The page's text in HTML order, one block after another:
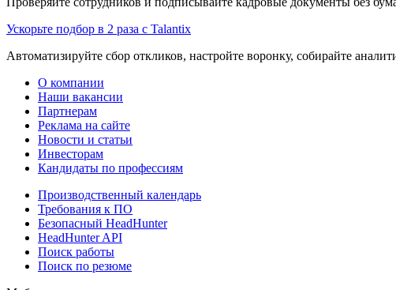
Ускорьте подбор в 2 раза с Talantix
Автоматизируйте сбор откликов, настройте воронку, собирайте
О компании
Наши вакансии
Партнерам
Реклама на сайте
Новости и статьи
Инвесторам
Кандидаты по профессиям
Производственный календарь
Требования к ПО
Безопасный HeadHunter
HeadHunter API
Поиск работы
Поиск по резюме